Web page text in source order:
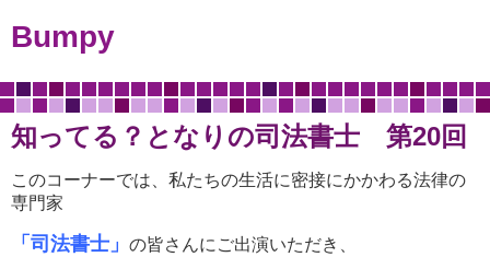
Bumpy
知ってる？となりの司法書士 第20回
このコーナーでは、私たちの生活に密接にかかわる法律の
専門家
「司法書士」 の皆さんにご出演いただき、